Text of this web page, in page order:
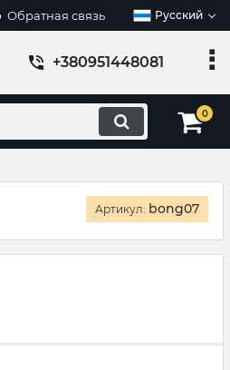
Обратная связь Русский
+380951448081
0
Артикул: bong07